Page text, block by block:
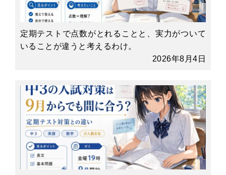
定期テストで点数がとれることと、実力がついて
いることが違うと考えるわけ。
2026年8月4日